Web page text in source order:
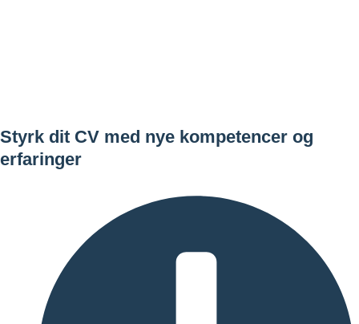
Styrk dit CV med nye kompetencer og
erfaringer